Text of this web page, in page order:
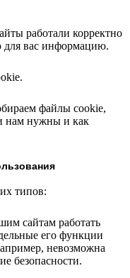
работали корректно
для вас информацию.
файлы cookie,
нам нужны и как
типов:
сайтам работать
его функции
невозможна
безопасности.